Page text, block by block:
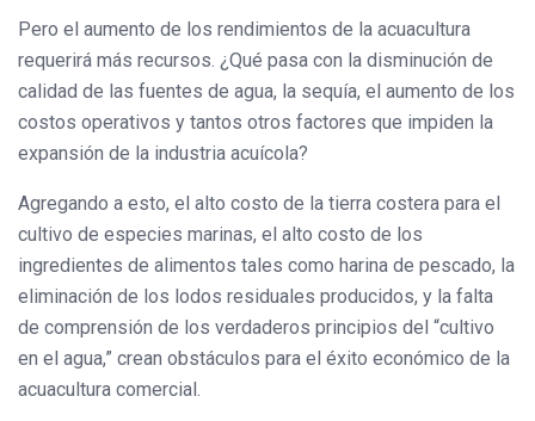
Pero el aumento de los rendimientos de la acuacultura
requerirá más recursos. ¿Qué pasa con la disminución de
calidad de las fuentes de agua, la sequía, el aumento de los
costos operativos y tantos otros factores que impiden la
expansión de la industria acuícola?
Agregando a esto, el alto costo de la tierra costera para el
cultivo de especies marinas, el alto costo de los
ingredientes de alimentos tales como harina de pescado, la
eliminación de los lodos residuales producidos, y la falta
de comprensión de los verdaderos principios del “cultivo
en el agua,” crean obstáculos para el éxito económico de la
acuacultura comercial.